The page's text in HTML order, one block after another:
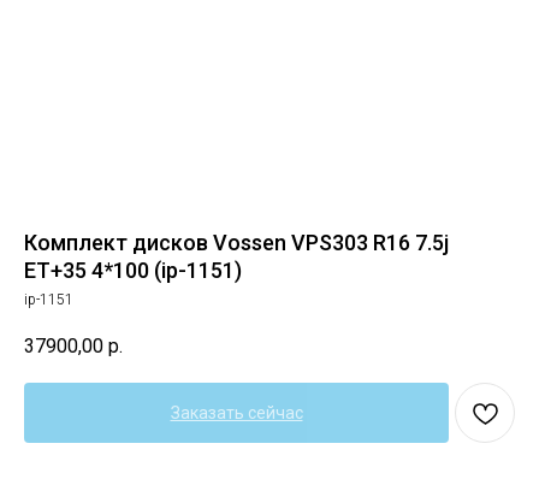
Комплект дисков Vossen VPS303 R16 7.5j
ET+35 4*100 (ip-1151)
ip-1151
37900,00 р.
Заказать сейчас